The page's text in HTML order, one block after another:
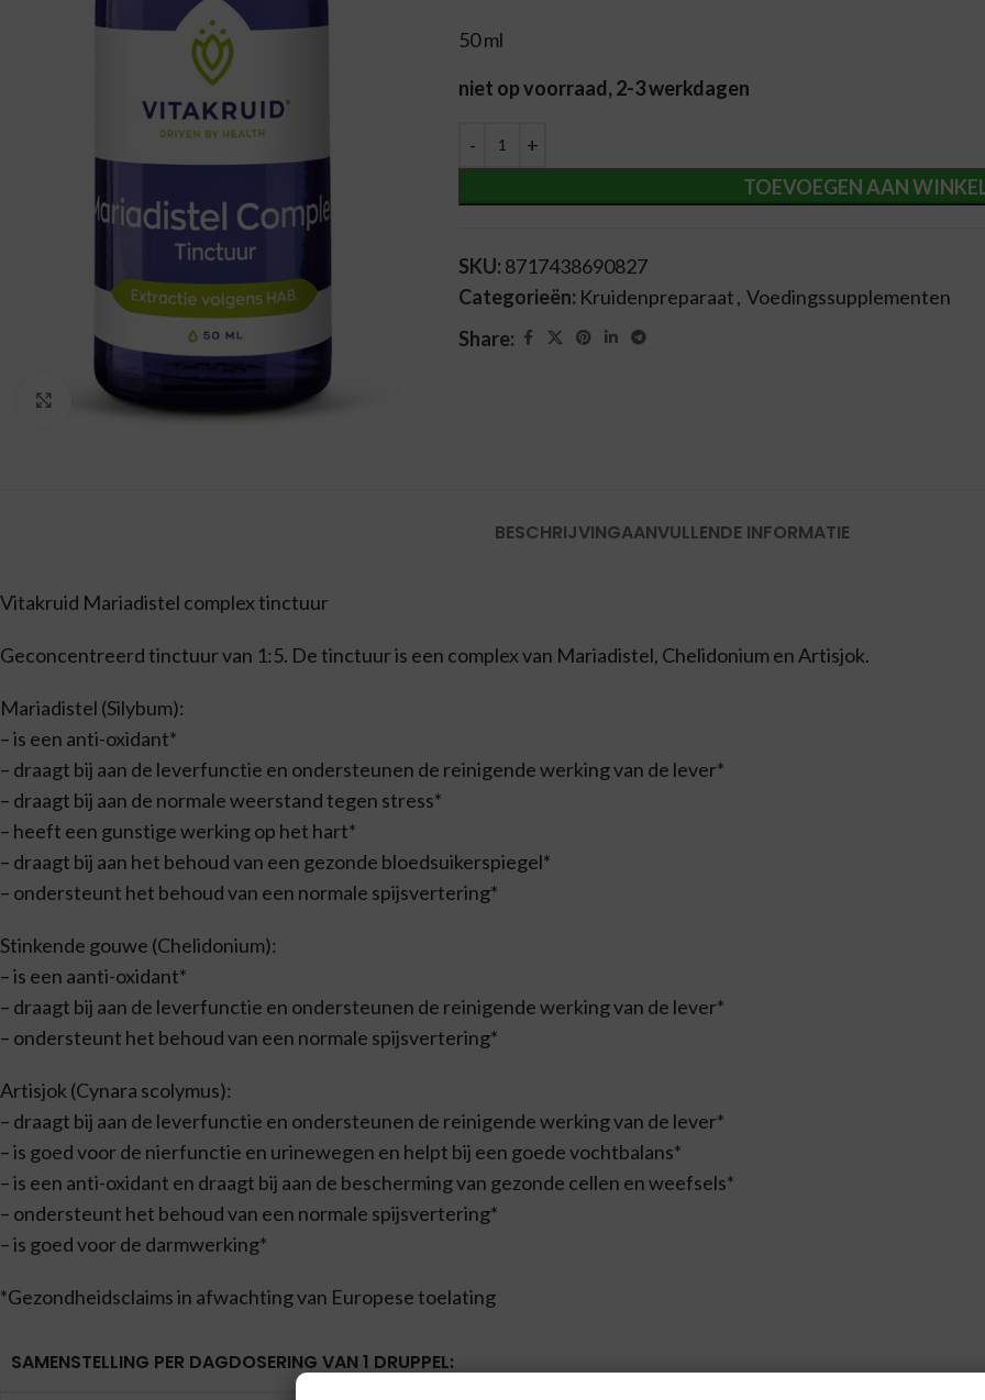
Vergroten
50 ml
niet op voorraad, 2-3 werkdagen
TOEVOEGEN AAN
Alternative:
SKU: 8717438690827
Categorieën: Kruidenpreparaat, Voedingssupplementen
Share:
BESCHRIJVINGAANVULLENDE INFORMATIE
Vitakruid Mariadistel complex tinctuur
Geconcentreerd tinctuur van 1:5. De tinctuur is een complex van Mariadistel, Chelidonium en Artisjok.
Mariadistel (Silybum):
– is een anti-oxidant*
– draagt bij aan de leverfunctie en ondersteunen de reinigende werking van de lever*
– draagt bij aan de normale weerstand tegen stress*
– heeft een gunstige werking op het hart*
– draagt bij aan het behoud van een gezonde bloedsuikerspiegel*
– ondersteunt het behoud van een normale spijsvertering*
Stinkende gouwe (Chelidonium):
– is een aanti-oxidant*
– draagt bij aan de leverfunctie en ondersteunen de reinigende werking van de lever*
– ondersteunt het behoud van een normale spijsvertering*
Artisjok (Cynara scolymus):
– draagt bij aan de leverfunctie en ondersteunen de reinigende werking van de lever*
– is goed voor de nierfunctie en urinewegen en helpt bij een goede vochtbalans*
– is een anti-oxidant en draagt bij aan de bescherming van gezonde cellen en weefsels*
– ondersteunt het behoud van een normale spijsvertering*
– is goed voor de darmwerking*
*Gezondheidsclaims in afwachting van Europese toelating
SAMENSTELLING PER DAGDOSERING VAN 1 DRUPPEL: